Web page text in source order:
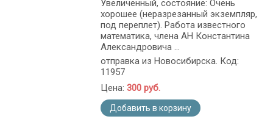
Увеличенный, состояние: Очень
хорошее (неразрезанный экземпляр,
под переплет). Работа известного
математика, члена АН Константина
Александровича ...
отправка из Новосибирска. Код:
11957
Цена: 300 руб.
Добавить в корзину